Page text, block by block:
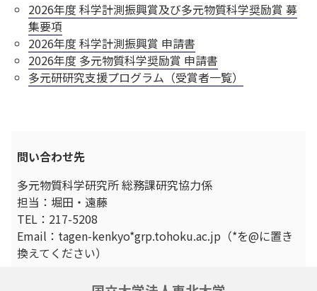
2026年度 科学計測振興賞及び多元物質科学奨励賞 募
集要項
2026年度 科学計測振興賞 申請書
2026年度 多元物質科学奨励賞 申請書
多元研研究支援プログラム（受賞者一覧）
問い合わせ先
多元物質科学研究所 総務課研究協力係
担当：堀田・遠藤
TEL：217-5208
Email：tagen-kenkyo*grp.tohoku.ac.jp（*を@に置き
換えてください）